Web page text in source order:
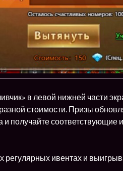
в левой нижней части
стоимости. Призы
получайте соответствующие
регулярных ивентах и